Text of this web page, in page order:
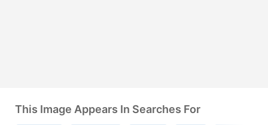
This Image Appears In Searches For